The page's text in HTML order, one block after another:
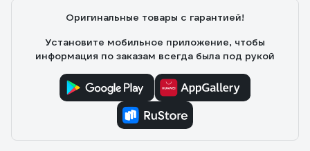
Оригинальные товары с гарантией!
Установите мобильное приложение, чтобы
информация по заказам всегда была под рукой